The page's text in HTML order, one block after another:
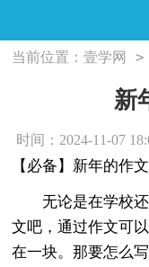
当前位置：壹学网 >
新
时间：2024-11-07
【必备】新年的作
无论是在学校还
文吧，通过作文可
在一块。那要怎么